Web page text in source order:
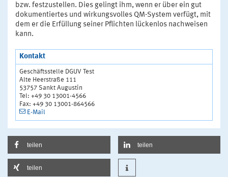
bzw. festzustellen. Dies gelingt ihm, wenn er über ein gut
dokumentiertes und wirkungsvolles QM-System verfügt, mit
dem er die Erfüllung seiner Pflichten lückenlos nachweisen
kann.
Kontakt
Geschäftsstelle DGUV Test
Alte Heerstraße 111
53757 Sankt Augustin
Tel: +49 30 13001-4566
Fax: +49 30 13001-864566
E-Mail
teilen teilen
teilen